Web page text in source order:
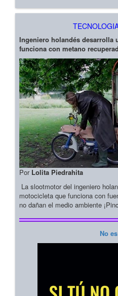
Ingeniero holandés desarrolla
funciona con metano
Por Lolita Piedrahita
La slootmotor del ingeniero
motocicleta que funciona con
no dañan el medio ambiente
No